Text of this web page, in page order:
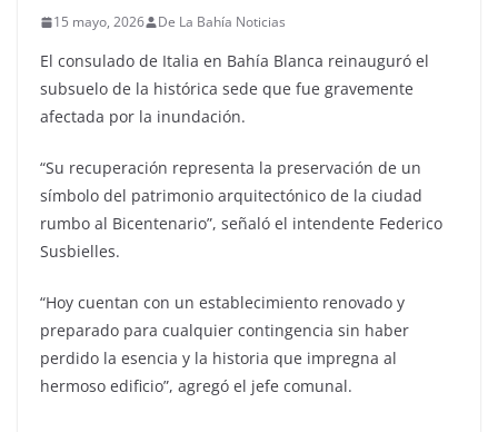
15 mayo, 2026 De La Bahía Noticias
El consulado de Italia en Bahía Blanca reinauguró el
subsuelo de la histórica sede que fue gravemente
afectada por la inundación.
“Su recuperación representa la preservación de un
símbolo del patrimonio arquitectónico de la ciudad
rumbo al Bicentenario”, señaló el intendente Federico
Susbielles.
“Hoy cuentan con un establecimiento renovado y
preparado para cualquier contingencia sin haber
perdido la esencia y la historia que impregna al
hermoso edificio”, agregó el jefe comunal.